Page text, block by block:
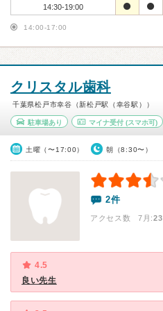
14:30-19:00
14:00-17:00
クリスタル歯科
千葉県松戸市幸谷（新松戸駅（幸谷駅））
駐車場あり マイナ受付(スマホ可)
土曜（〜17:00） 朝（8:30〜）
2件
アクセス数 7月:23
4.5
良い先生